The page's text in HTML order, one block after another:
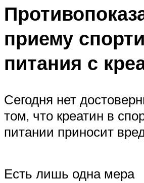
приему
питания с
Сегодня нет
том, что креатин в
питании приносит
Есть лишь одна мера